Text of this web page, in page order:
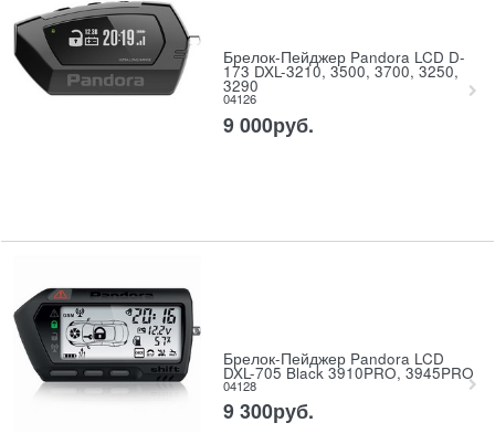
Брелок-Пейджер Pandora LCD D-
173 DXL-3210, 3500, 3700, 3250,
3290
04126
9 000руб.
Брелок-Пейджер Pandora LCD
DXL-705 Black 3910PRO, 3945PRO
04128
9 300руб.